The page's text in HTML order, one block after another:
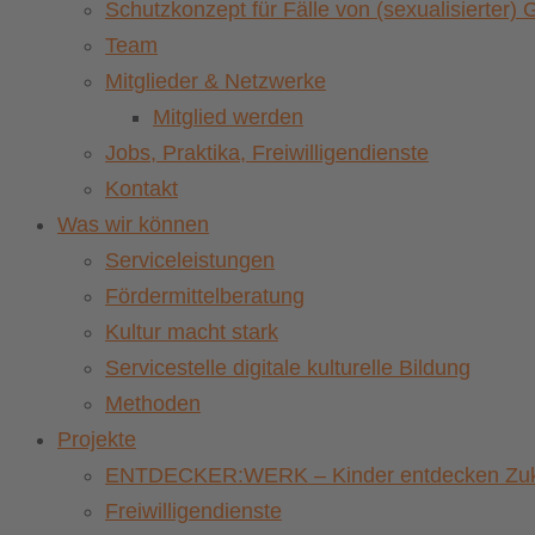
Schutzkonzept für Fälle von (sexualisierter)
Team
Mitglieder & Netzwerke
Mitglied werden
Jobs, Praktika, Freiwilligendienste
Kontakt
Was wir können
Serviceleistungen
Fördermittelberatung
Kultur macht stark
Servicestelle digitale kulturelle Bildung
Methoden
Projekte
ENTDECKER:WERK – Kinder entdecken
Freiwilligendienste